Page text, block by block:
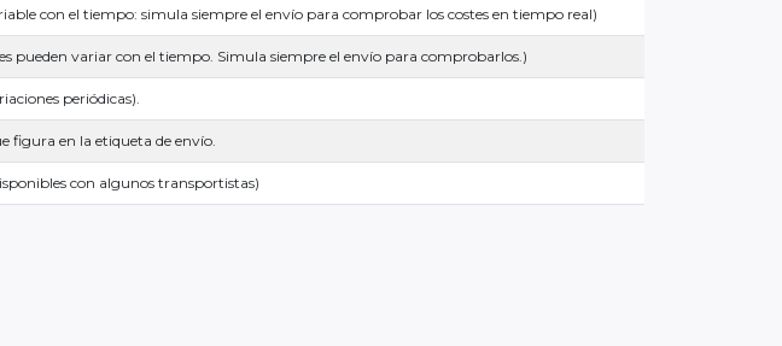
con el tiempo: simula siempre el envío para comprobar los costes en tiempo real)
pueden variar con el tiempo. Simula siempre el envío para comprobarlos.)
periódicas).
figura en la etiqueta de envío.
con algunos transportistas)